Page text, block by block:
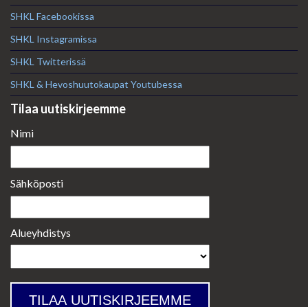
SHKL Facebookissa
SHKL Instagramissa
SHKL Twitterissä
SHKL & Hevoshuutokaupat Youtubessa
Tilaa uutiskirjeemme
Nimi
Sähköposti
Alueyhdistys
TILAA UUTISKIRJEEMME